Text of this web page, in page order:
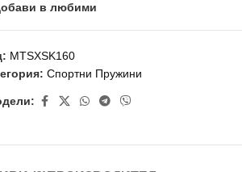
в любими
MTSXSK160
Спортни Пружини